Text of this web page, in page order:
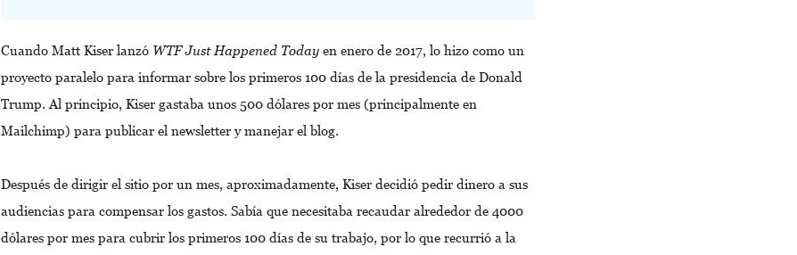
Cuando Matt Kiser lanzó WTF Just Happened Today en enero de 2017, lo hizo como un
proyecto paralelo para informar sobre los primeros 100 días de la presidencia de Donald
Trump. Al principio, Kiser gastaba unos 500 dólares por mes (principalmente en
Mailchimp) para publicar el newsletter y manejar el blog.
Después de dirigir el sitio por un mes, aproximadamente, Kiser decidió pedir dinero a sus
audiencias para compensar los gastos. Sabía que necesitaba recaudar alrededor de 4000
dólares por mes para cubrir los primeros 100 días de su trabajo, por lo que recurrió a la